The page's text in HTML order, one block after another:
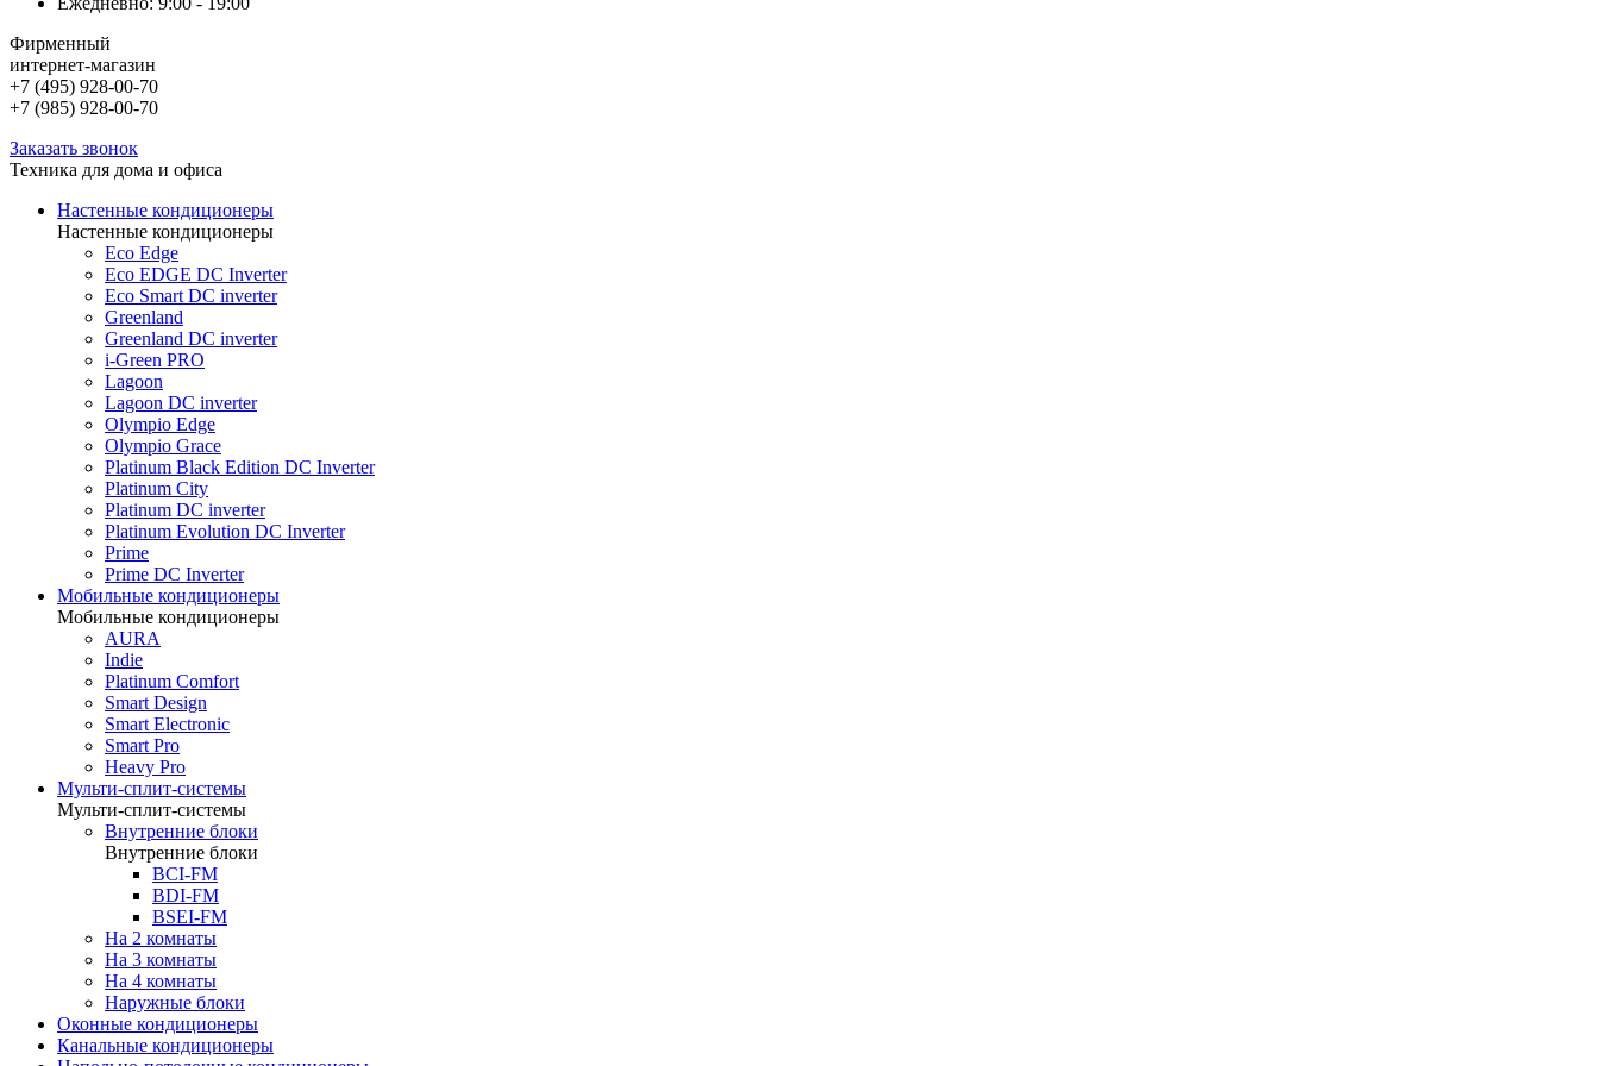
Фирменный
интернет-магазин
+7 (495) 928-00-70
+7 (985) 928-00-70
Заказать звонок
Техника для дома и офиса
Настенные кондиционеры
Настенные кондиционеры
Eco Edge
Eco EDGE DC Inverter
Eco Smart DC inverter
Greenland
Greenland DC inverter
i-Green PRO
Lagoon
Lagoon DC inverter
Olympio Edge
Olympio Grace
Platinum Black Edition DC Inverter
Platinum City
Platinum DC inverter
Platinum Evolution DC Inverter
Prime
Prime DC Inverter
Мобильные кондиционеры
Мобильные кондиционеры
AURA
Indie
Platinum Comfort
Smart Design
Smart Electronic
Smart Pro
Heavy Pro
Мульти-сплит-системы
Мульти-сплит-системы
Внутренние блоки
Внутренние блоки
BCI-FM
BDI-FM
BSEI-FM
На 2 комнаты
На 3 комнаты
На 4 комнаты
Наружные блоки
Оконные кондиционеры
Канальные кондиционеры